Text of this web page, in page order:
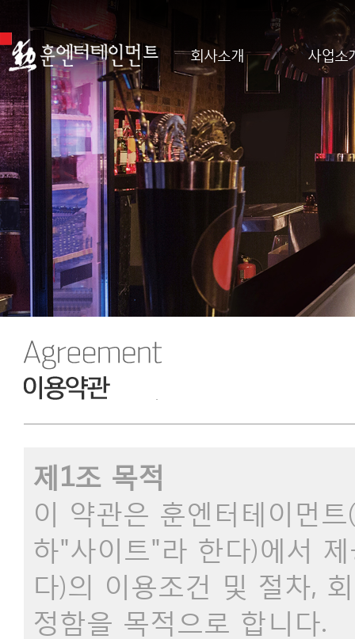
회사소개 사업소
제1조 목적
이 약관은 훈엔터테이먼
하"사이트"라 한다)에서
다)의 이용조건 및 절차,
정함을 목적으로 합니다.